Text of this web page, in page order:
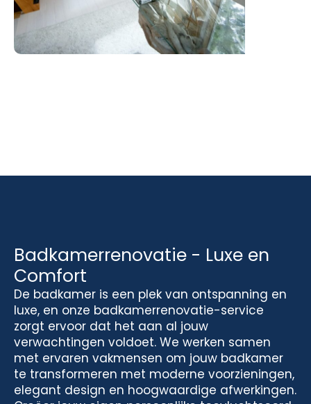
Badkamerrenovatie - Luxe en
Comfort
De badkamer is een plek van ontspanning en
luxe, en onze badkamerrenovatie-service
zorgt ervoor dat het aan al jouw
verwachtingen voldoet. We werken samen
met ervaren vakmensen om jouw badkamer
te transformeren met moderne voorzieningen,
elegant design en hoogwaardige afwerkingen.